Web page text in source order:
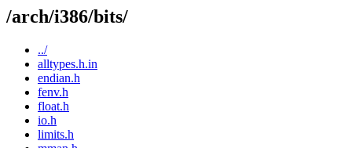
/arch/i386/bits/
../
alltypes.h.in
endian.h
fenv.h
float.h
io.h
limits.h